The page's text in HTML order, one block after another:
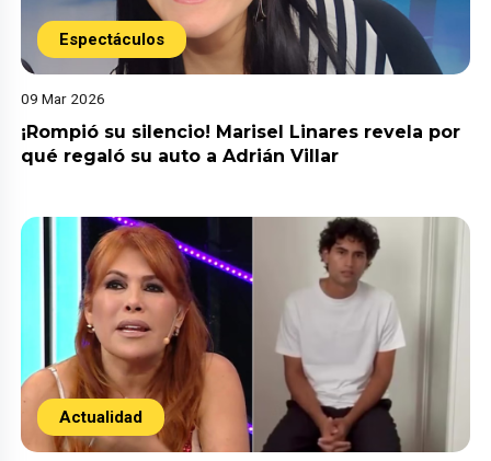
Espectáculos
09 Mar 2026
¡Rompió su silencio! Marisel Linares revela por
qué regaló su auto a Adrián Villar
Actualidad